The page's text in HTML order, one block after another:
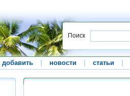
Поиск
добавить новости статьи